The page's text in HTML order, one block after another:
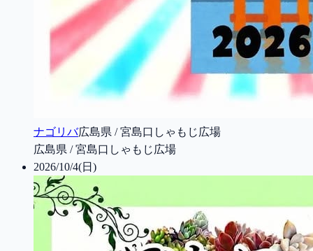
ナゴリバ広島県 / 宮島口しゃもじ広場
広島県 / 宮島口しゃもじ広場
2026/10/4(日)